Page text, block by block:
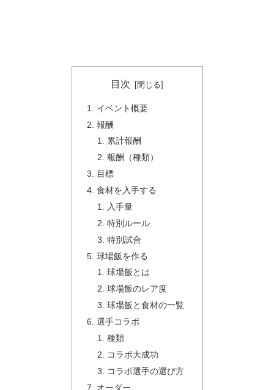
目次
イベント概要
報酬
累計報酬
報酬（種類）
目標
食材を入手する
入手量
特別ルール
特別試合
球場飯を作る
球場飯とは
球場飯のレア度
球場飯と食材の一覧
選手コラボ
種類
コラボ大成功
コラボ選手の選び方
オーダー